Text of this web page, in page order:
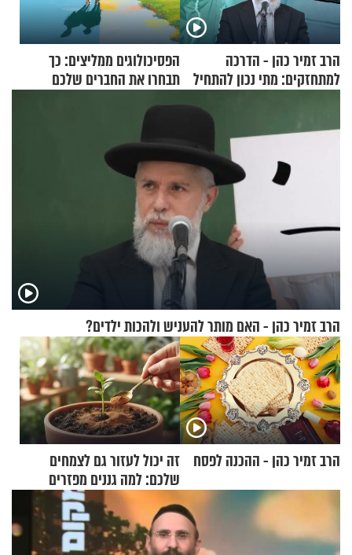
הרב זמיר כהן - הדרכה
למתחזקים: מתי נכון להתחיל
הפסיכולוגים ממליצים: כך
תבחרו את החברים שלכם
הרב זמיר כהן - האם מותר להעניש ולהכות ילדים?
הרב זמיר כהן - ההכנה לפסח
זה יכול לעזור גם לצמחים
שלכם: למה גננים מפזרים
קינמון בעציצים?